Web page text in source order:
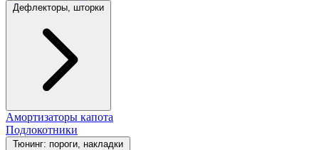
Дефлекторы, шторки
Амортизаторы капота
Подлокотники
Тюнинг: пороги, накладки